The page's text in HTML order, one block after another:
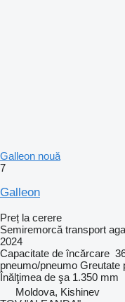
Galleon nouă
7
Galleon
Preț la cerere
Semiremorcă transport
2024
Capacitate de încărcare
pneumo/pneumo Greutate
Înălţimea de şa 1.350 mm
Moldova, Kishinev